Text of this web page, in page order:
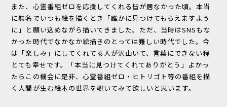
また、心霊番組ゼロを応援してくれる皆が居なかった頃。本当
に無名でいつも絵を描くとき「誰かに見つけてもらえますよう
に」と願い込めながら描いてきました。ただ、当時はSNSもな
かった時代でなかなか絵描きのとっては難しい時代でした。今
は「楽しみ」にしてくれてる人が沢山いて、言葉にできない程
とても幸せです。「本当に見つけてくれてありがとう」よかっ
たらこの機会に是非、心霊番組ゼロ・ヒトリゴト等の番組を描
く人間が生む絵本の世界を覗いてみて欲しいと思います。